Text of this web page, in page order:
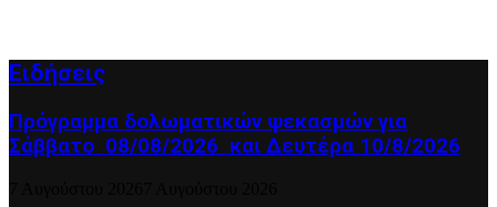
Ειδήσεις
Πρόγραμμα δολωματικών ψεκασμών για
Σάββατο 08/08/2026 και Δευτέρα 10/8/2026